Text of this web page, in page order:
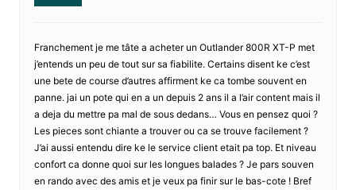
Franchement je me tâte a acheter un Outlander 800R XT-P met
j’entends un peu de tout sur sa fiabilite. Certains disent ke c’est
une bete de course d’autres affirment ke ca tombe souvent en
panne. jai un pote qui en a un depuis 2 ans il a l’air content mais il
a deja du mettre pa mal de sous dedans… Vous en pensez quoi ?
Les pieces sont chiante a trouver ou ca se trouve facilement ?
J’ai aussi entendu dire ke le service client etait pa top. Et niveau
confort ca donne quoi sur les longues balades ? Je pars souven
en rando avec des amis et je veux pa finir sur le bas-cote ! Bref